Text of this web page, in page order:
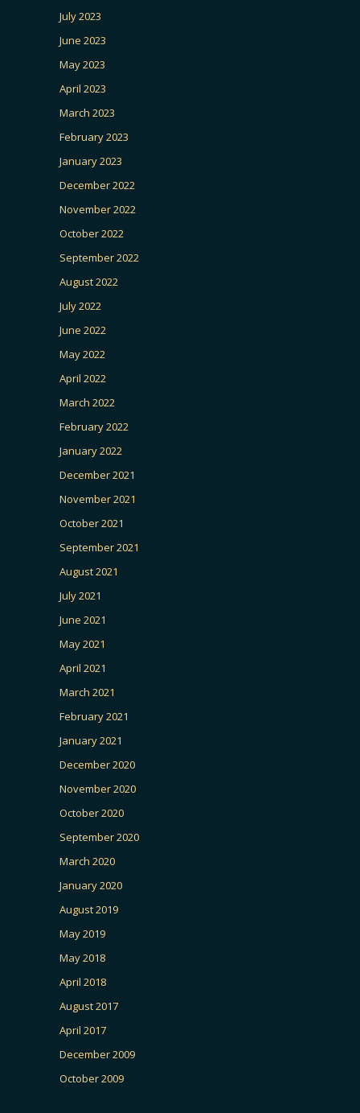
July 2023
June 2023
May 2023
April 2023
March 2023
February 2023
January 2023
December 2022
November 2022
October 2022
September 2022
August 2022
July 2022
June 2022
May 2022
April 2022
March 2022
February 2022
January 2022
December 2021
November 2021
October 2021
September 2021
August 2021
July 2021
June 2021
May 2021
April 2021
March 2021
February 2021
January 2021
December 2020
November 2020
October 2020
September 2020
March 2020
January 2020
August 2019
May 2019
May 2018
April 2018
August 2017
April 2017
December 2009
October 2009